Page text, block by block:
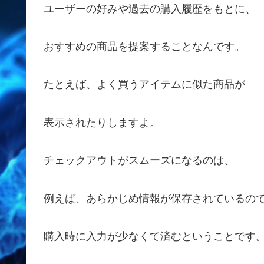
ユーザーの好みや過去の購入履歴をもとに、
おすすめの商品を提案することなんです。
たとえば、よく買うアイテムに似た商品が
表示されたりしますよ。
チェックアウトがスムーズになるのは、
例えば、あらかじめ情報が保存されているの
購入時に入力が少なくて済むということです